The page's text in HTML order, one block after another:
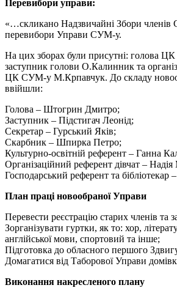
Перевибори управи:
«…скликано Надзвичайні Збори
перевибори Управи СУМ-у.
На цих зборах були присутні: голова
заступник голови О.Калинник та
ЦК СУМ-у М.Крпавчук. До складу
ввійшли:
Голова – Штогрин Дмитро;
Заступник – Підстигач Леонід;
Секретар – Гурський Яків;
Скарбник – Шпирка Петро;
Культурно-освітній референт – Ганна
Організаційний референт дівчат –
Господарський референт та
План праці новообраної Управи
Перевести реєстрацію старих членів та
Зорганізувати гуртки, як то: хор,
англійської мови, спортовий та інше;
Підготовка до обласного першого
Домагатися від Таборової Управи
Виконання накресленого плану